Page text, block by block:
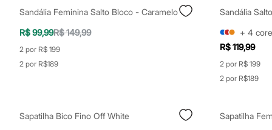
Shorts e Bermudas
Tops
Moda íntima
Calcinhas
Cintas e Modeladores
Meias
Maiôs
Sandália Feminina Salto Bloco - Caramelo
R$ 99,99R$ 149,99
2 por R$ 199
2 por R$189
Sandália
+ 4
R$ 119,99
2 por R$ 199
2 por R$189
Sapatilha Bico Fino Off White